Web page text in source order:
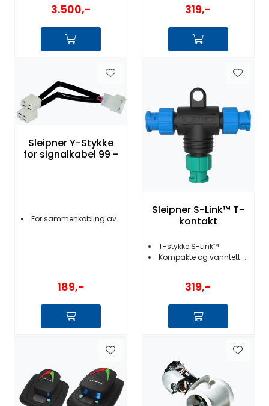
3.500,- 319,-
Sleipner Y-Stykke
for signalkabel 99 -
For sammenkobling av betjeningspanel
189,-
Sleipner S-Link™ T-
kontakt
T-stykke S-Link™
Kompakte og vanntett kontakter
319,-